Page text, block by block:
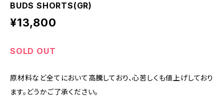
BUDS SHORTS(GR)
¥13,800
SOLD OUT
原材料など全てにおいて高騰しており、心苦しくも値上げしており
ます。どうかご了承ください。